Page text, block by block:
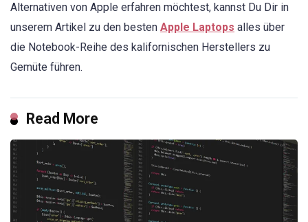
Alternativen von Apple erfahren möchtest, kannst Du Dir in
unserem Artikel zu den besten Apple Laptops alles über
die Notebook-Reihe des kalifornischen Herstellers zu
Gemüte führen.
Read More